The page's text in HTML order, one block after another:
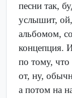
песни так,
услышит,
альбомом,
концепция.
по тому,
от, ну,
а потом на